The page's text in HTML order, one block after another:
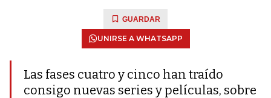
GUARDAR
UNIRSE A WHATSAPP
Las fases cuatro y cinco han traído
consigo nuevas series y películas, sobre